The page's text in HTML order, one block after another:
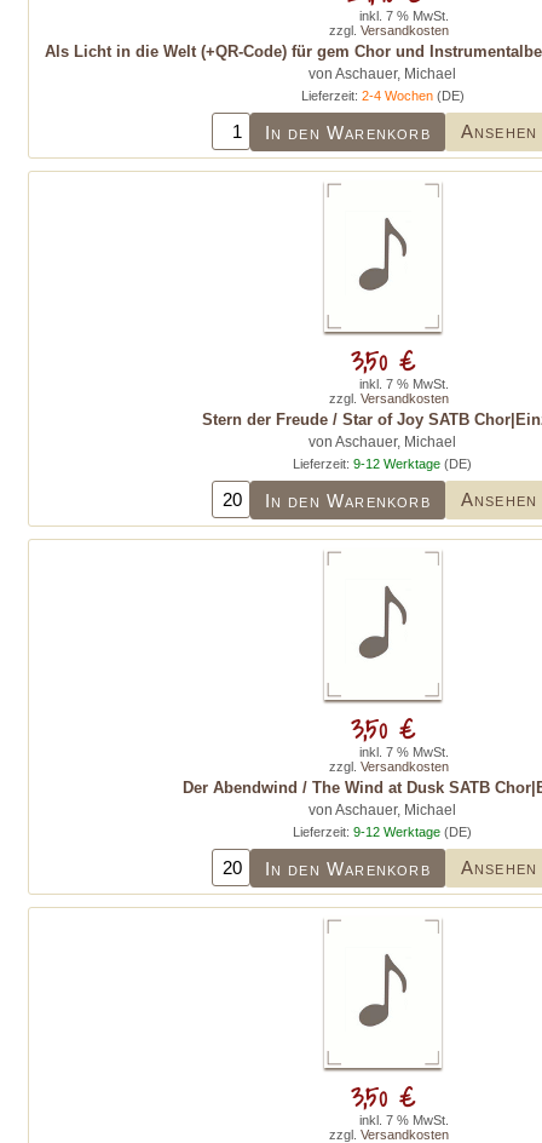
Als Licht in die Welt (+QR-Code) für gem Chor und
von Aschauer, Michael
Lieferzeit: 2-4 Wochen(DE)
In den Warenkorb Ansehen
inkl. 7 % MwSt.
zzgl. Versandkosten
Stern der Freude / Star of Joy SATB
von Aschauer, Michael
Lieferzeit: 9-12 Werktage (DE)
In den Warenkorb Ansehen
3,50 €
inkl. 7 % MwSt.
zzgl. Versandkosten
Der Abendwind / The Wind at Dusk SATB
von Aschauer, Michael
Lieferzeit: 9-12 Werktage (DE)
In den Warenkorb Ansehen
3,50 €
inkl. 7 % MwSt.
zzgl. Versandkosten
3,50 €
inkl. 7 % MwSt.
zzgl. Versandkosten